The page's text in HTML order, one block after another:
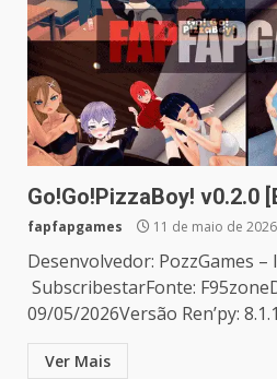
Go!Go!PizzaBoy! v0.2.0
fapfapgames 11 de maio de 2026
Desenvolvedor: PozzGames
SubscribestarFonte:
09/05/2026Versão Ren’py:
Ver Mais